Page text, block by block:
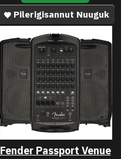
Pilerigisannut Nuuguk
Fender Passport Venue